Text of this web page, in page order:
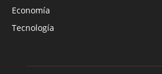
Economía
Tecnología